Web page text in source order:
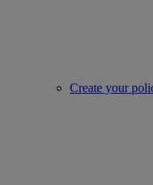
Create your